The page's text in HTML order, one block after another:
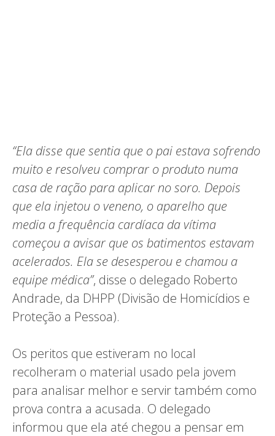
“Ela disse que sentia que o pai estava sofrendo
muito e resolveu comprar o produto numa
casa de ração para aplicar no soro. Depois
que ela injetou o veneno, o aparelho que
media a frequência cardíaca da vítima
começou a avisar que os batimentos estavam
acelerados. Ela se desesperou e chamou a
equipe médica”, disse o delegado Roberto
Andrade, da DHPP (Divisão de Homicídios e
Proteção a Pessoa).
Os peritos que estiveram no local
recolheram o material usado pela jovem
para analisar melhor e servir também como
prova contra a acusada. O delegado
informou que ela até chegou a pensar em